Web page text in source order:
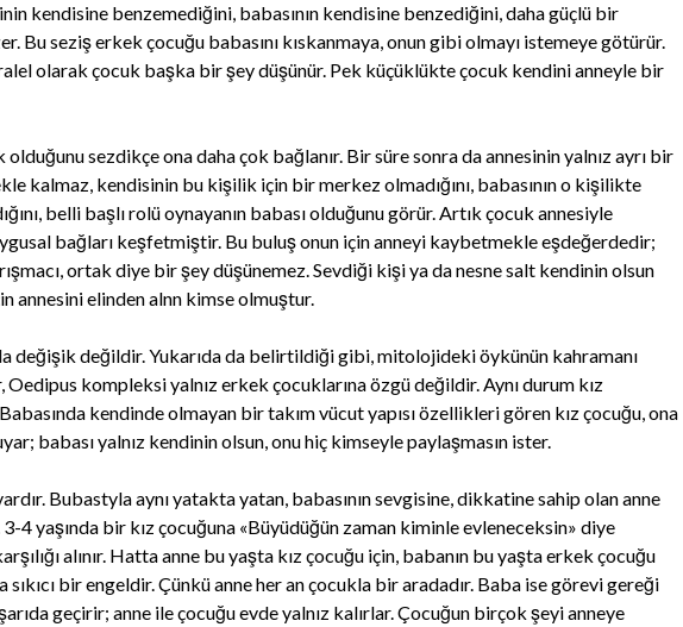
kendisine benzemediğini, babasının kendisine benzediğini, daha güçlü bir
Bu seziş erkek çocuğu babasını kıskanmaya, onun gibi olmayı istemeye götürür.
olarak çocuk başka bir şey düşünür. Pek küçüklükte çocuk kendini anneyle bir
olduğunu sezdikçe ona daha çok bağlanır. Bir süre sonra da annesinin yalnız ayrı bir
kalmaz, kendisinin bu kişilik için bir merkez olmadığını, babasının o kişilikte
belli başlı rolü oynayanın babası olduğunu görür. Artık çocuk annesiyle
bağları keşfetmiştir. Bu buluş onun için anneyi kaybetmekle eşdeğerdedir;
ortak diye bir şey düşünemez. Sevdiği kişi ya da nesne salt kendinin olsun
annesini elinden alnn kimse olmuştur.
değişik değildir. Yukarıda da belirtildiği gibi, mitolojideki öykünün kahramanı
kompleksi yalnız erkek çocuklarına özgü değildir. Aynı durum kız
kendinde olmayan bir takım vücut yapısı özellikleri gören kız çocuğu, ona
babası yalnız kendinin olsun, onu hiç kimseyle paylaşmasın ister.
Bubastyla aynı yatakta yatan, babasının sevgisine, dikkatine sahip olan anne
4 yaşında bir kız çocuğuna «Büyüdüğün zaman kiminle evleneceksin» diye
alınır. Hatta anne bu yaşta kız çocuğu için, babanın bu yaşta erkek çocuğu
sıkıcı bir engeldir. Çünkü anne her an çocukla bir aradadır. Baba ise görevi gereği
geçirir; anne ile çocuğu evde yalnız kalırlar. Çocuğun birçok şeyi anneye